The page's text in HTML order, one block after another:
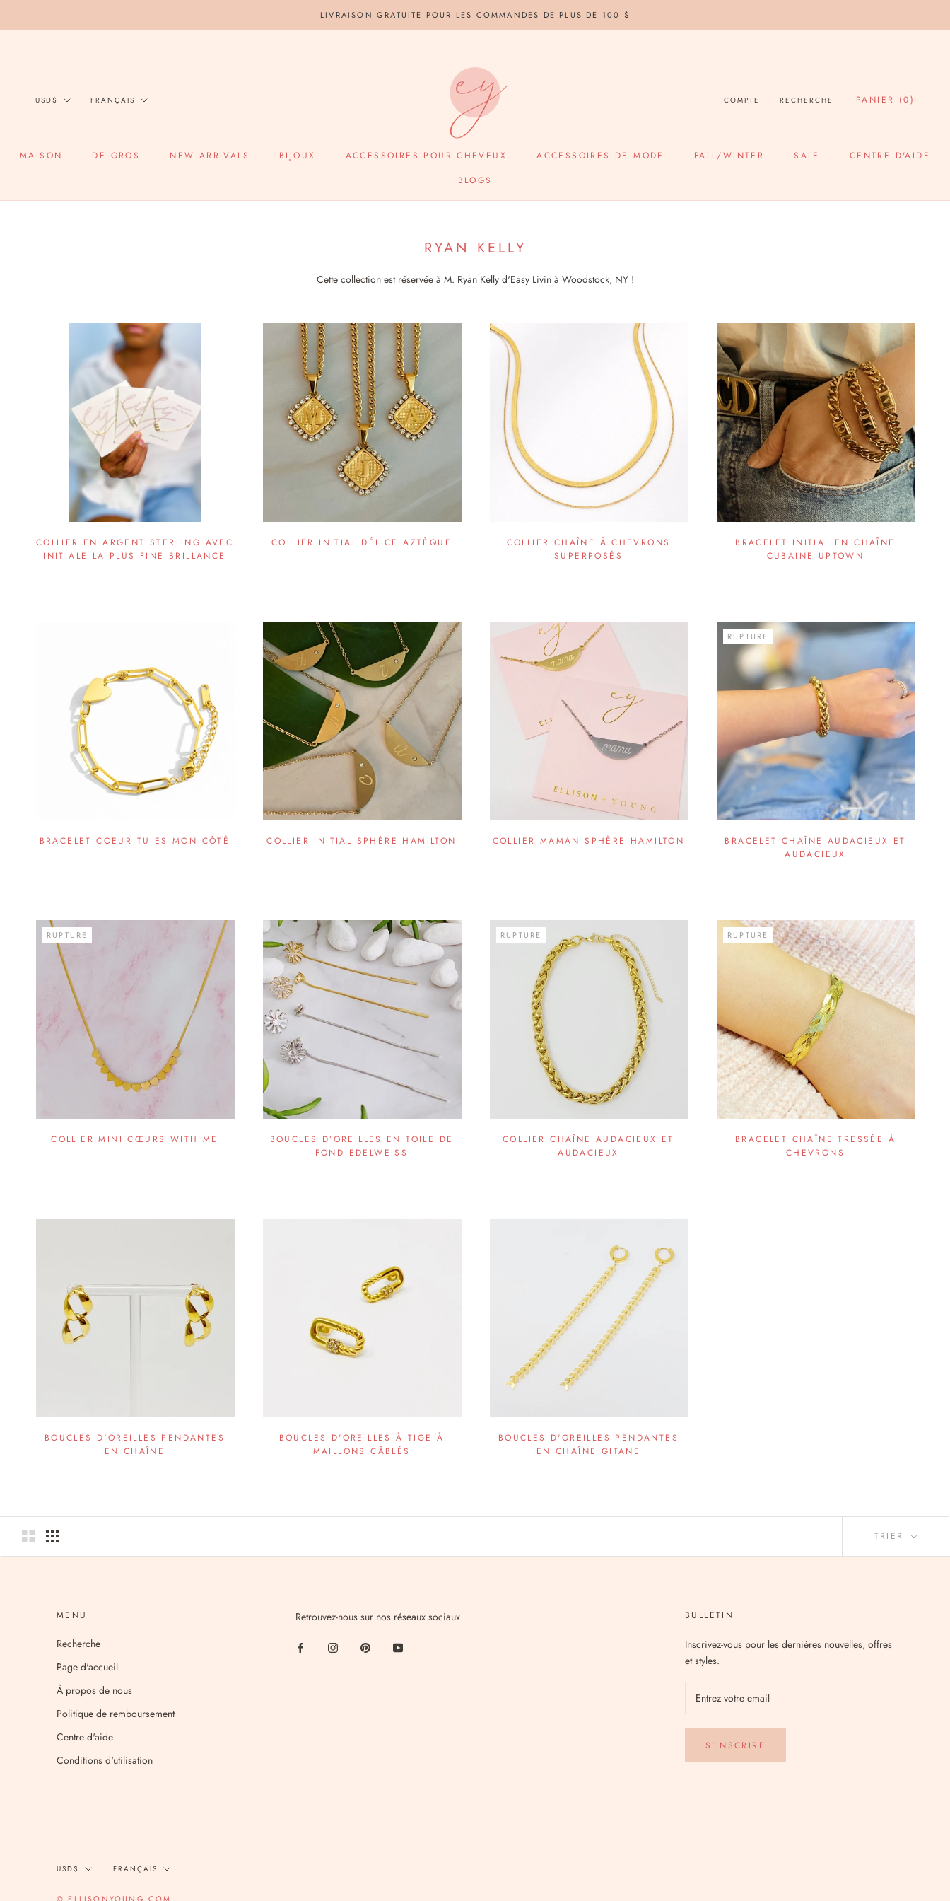
LIVRAISON GRATUITE POUR LES COMMANDES DE PLUS DE 100 $
MAISON DE GROS NEW ARRIVALS BIJOUX ACCESSOIRES POUR CHEVEUX ACCESSOIRES DE MODE FALL/WINTER SALE CENTRE D'AIDE
BLOGS
Devise
USD$ Langue
FRANÇAIS COMPTE RECHERCHE PANIER (0)
RYAN KELLY
Cette collection est réservée à M. Ryan Kelly d'Easy Livin à Woodstock, NY !
COLLIER EN ARGENT STERLING AVEC
INITIALE LA PLUS FINE BRILLANCE
COLLIER INITIAL DÉLICE AZTÈQUE
COLLIER CHAÎNE À CHEVRONS
SUPERPOSÉS
BRACELET INITIAL EN CHAÎNE
CUBAINE UPTOWN
BRACELET COEUR TU ES MON CÔTÉ COLLIER INITIAL SPHÈRE HAMILTON COLLIER MAMAN SPHÈRE HAMILTON
RUPTURE
BRACELET CHAÎNE AUDACIEUX ET
AUDACIEUX
RUPTURE
COLLIER MINI CŒURS WITH ME
BOUCLES D’OREILLES EN TOILE DE
FOND EDELWEISS
RUPTURE
COLLIER CHAÎNE AUDACIEUX ET
AUDACIEUX
RUPTURE
BRACELET CHAÎNE TRESSÉE À
CHEVRONS
BOUCLES D'OREILLES PENDANTES
EN CHAÎNE
BOUCLES D'OREILLES À TIGE À
MAILLONS CÂBLÉS
BOUCLES D'OREILLES PENDANTES
EN CHAÎNE GITANE
TRIER
MENU
Recherche
Page d'accueil
À propos de nous
Politique de remboursement
Centre d'aide
Conditions d'utilisation
Retrouvez-nous sur nos réseaux sociaux BULLETIN
Inscrivez-vous pour les dernières nouvelles, offres
et styles.
S'INSCRIRE
Devise
USD$ Langue
FRANÇAIS
© ELLISONYOUNG.COM